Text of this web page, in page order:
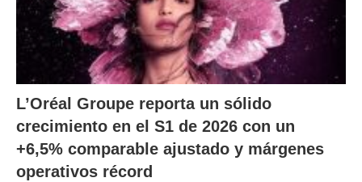
L’Oréal Groupe reporta un sólido
crecimiento en el S1 de 2026 con un
+6,5% comparable ajustado y márgenes
operativos récord